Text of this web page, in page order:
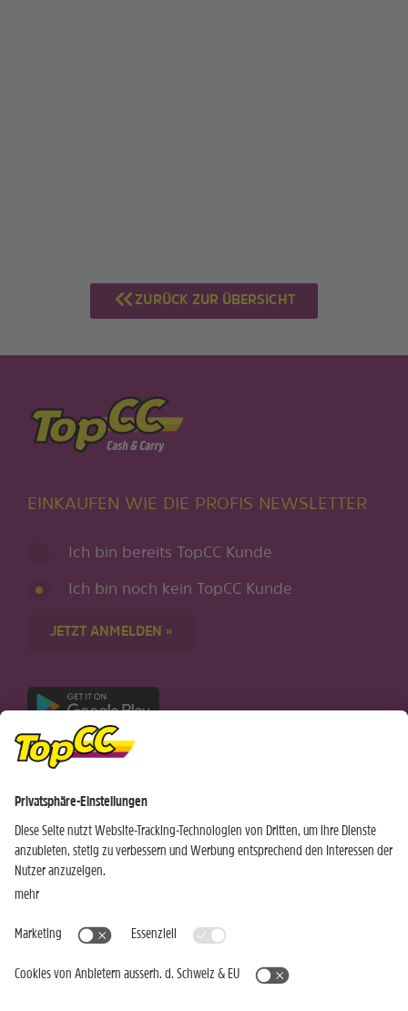
ZURÜCK ZUR ÜBERSICHT
EINKAUFEN WIE DIE PROFIS NEWSLETTER
Ich bin bereits TopCC Kunde
Ich bin noch kein TopCC Kunde
JETZT ANMELDEN »
Nur für Android-Geräte
Wochen Hits
Standorte
Kundenbereich
Aktuelles
Rezeptwelt
Weinwelt